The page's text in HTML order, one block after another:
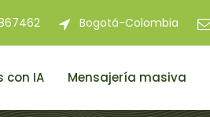
Bogotá-Colombia
con IA Mensajería masiva